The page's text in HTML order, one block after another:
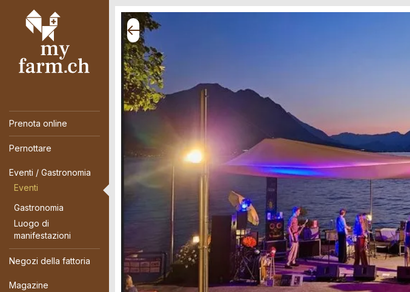
Prenota online
Pernottare
Eventi / Gastronomia
Eventi
Gastronomia
Luogo di
manifestazioni
Negozi della fattoria
Magazine